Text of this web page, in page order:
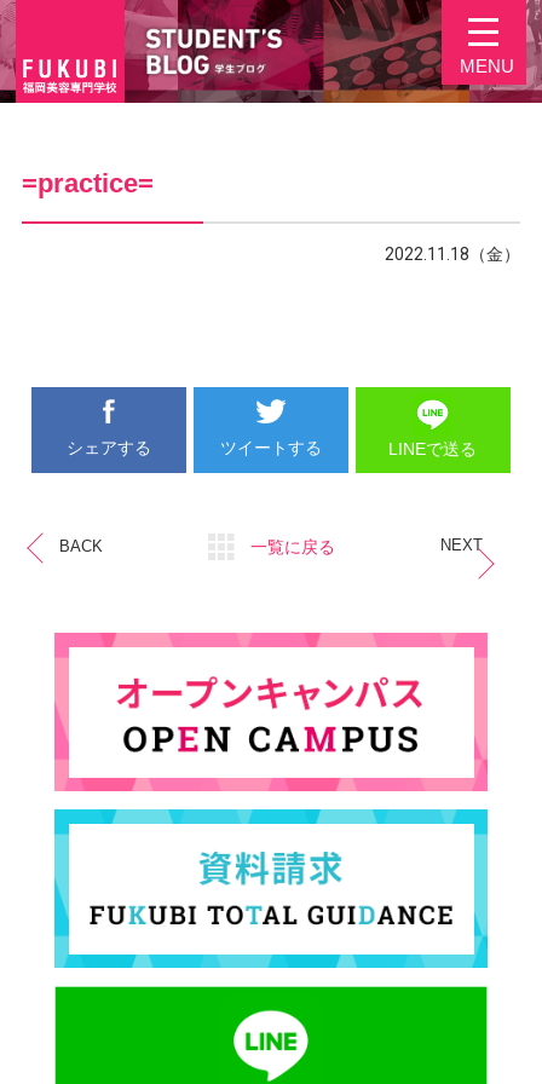
MENU
=practice=
2022.11.18（金）
シェアする ツイートする LINEで送る
BACK 一覧に戻る NEXT